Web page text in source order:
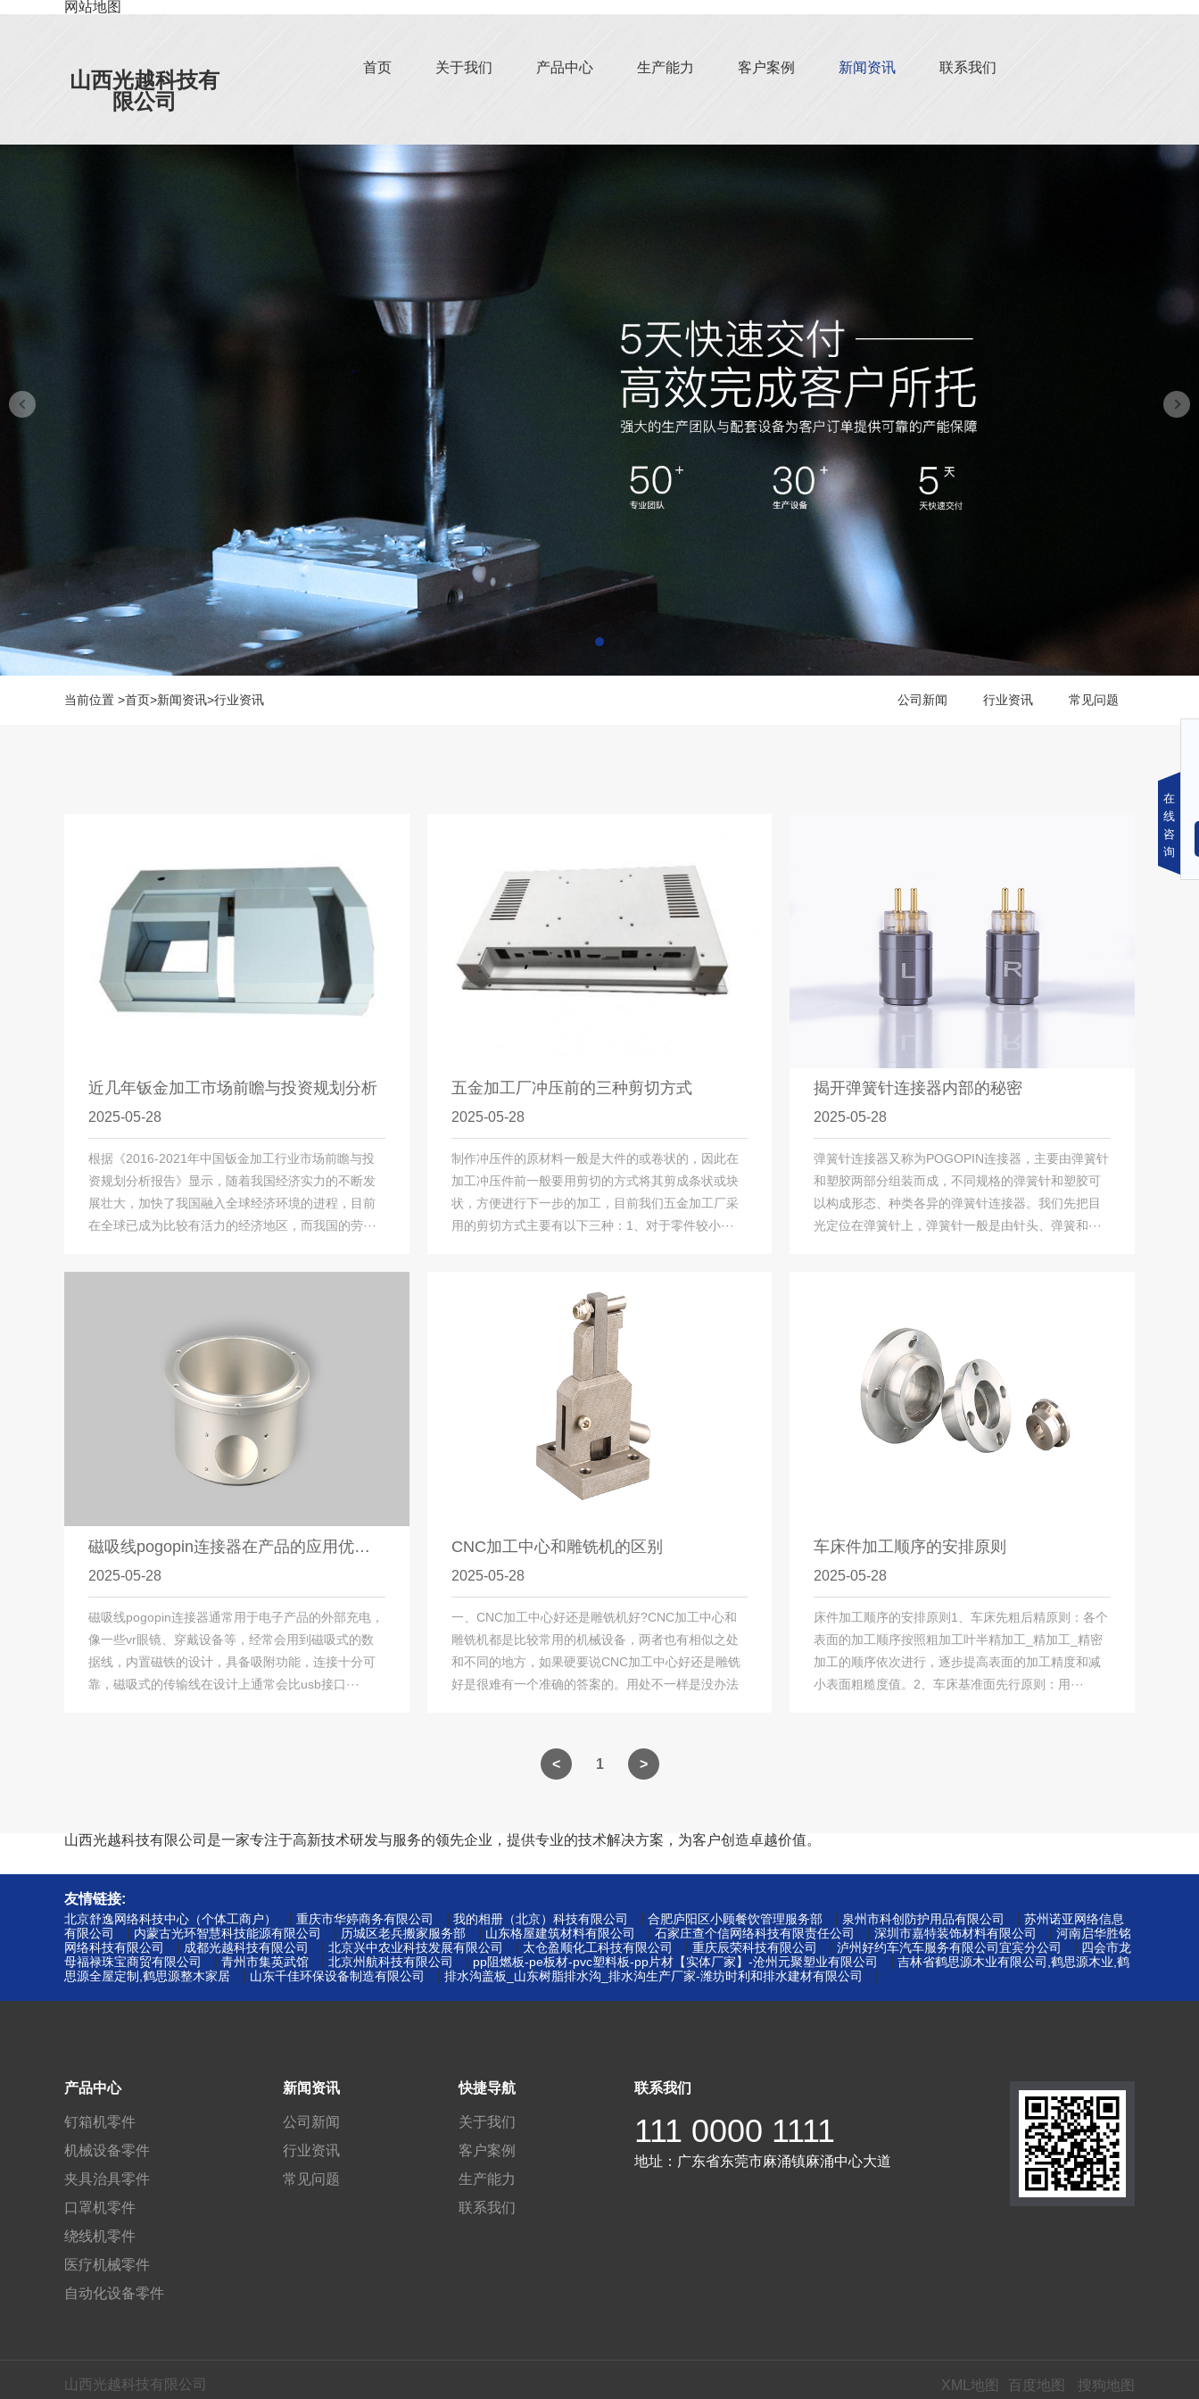
网站地图
山西光越科技有
限公司
首页 关于我们 产品中心 生产能力 客户案例 新闻资讯 联系我们
当前位置 >首页>新闻资讯>行业资讯 公司新闻 行业资讯 常见问题
近几年钣金加工市场前瞻与投资规划分析
2025-05-28
根据《2016-2021年中国钣金加工行业市场前瞻与投
资规划分析报告》显示，随着我国经济实力的不断发
展壮大，加快了我国融入全球经济环境的进程，目前
在全球已成为比较有活力的经济地区，而我国的劳···
五金加工厂冲压前的三种剪切方式
2025-05-28
制作冲压件的原材料一般是大件的或卷状的，因此在
加工冲压件前一般要用剪切的方式将其剪成条状或块
状，方便进行下一步的加工，目前我们五金加工厂采
用的剪切方式主要有以下三种：1、对于零件较小···
揭开弹簧针连接器内部的秘密
2025-05-28
弹簧针连接器又称为POGOPIN连接器，主要由弹簧针
和塑胶两部分组装而成，不同规格的弹簧针和塑胶可
以构成形态、种类各异的弹簧针连接器。我们先把目
光定位在弹簧针上，弹簧针一般是由针头、弹簧和···
磁吸线pogopin连接器在产品的应用优缺点
2025-05-28
磁吸线pogopin连接器通常用于电子产品的外部充电，
像一些vr眼镜、穿戴设备等，经常会用到磁吸式的数
据线，内置磁铁的设计，具备吸附功能，连接十分可
靠，磁吸式的传输线在设计上通常会比usb接口···
CNC加工中心和雕铣机的区别
2025-05-28
一、CNC加工中心好还是雕铣机好?CNC加工中心和
雕铣机都是比较常用的机械设备，两者也有相似之处
和不同的地方，如果硬要说CNC加工中心好还是雕铣
好是很难有一个准确的答案的。用处不一样是没办法
车床件加工顺序的安排原则
2025-05-28
床件加工顺序的安排原则1、车床先粗后精原则：各个
表面的加工顺序按照粗加工叶半精加工_精加工_精密
加工的顺序依次进行，逐步提高表面的加工精度和减
小表面粗糙度值。2、车床基准面先行原则：用···
1
山西光越科技有限公司是一家专注于高新技术研发与服务的领先企业，提供专业的技术解决方案，为客户创造卓越价值。
友情链接:
北京舒逸网络科技中心（个体工商户） 重庆市华婷商务有限公司 我的相册（北京）科技有限公司 合肥庐阳区小顾餐饮管理服务部 泉州市科创防护用品有限公司
苏州诺亚网络信息
有限公司
内蒙古光环智慧科技能源有限公司 历城区老兵搬家服务部 山东格屋建筑材料有限公司 石家庄查个信网络科技有限责任公司 深圳市嘉特装饰材料有限公司
河南启华胜铭
网络科技有限公司
成都光越科技有限公司 北京兴中农业科技发展有限公司 太仓盈顺化工科技有限公司 重庆辰荣科技有限公司 泸州好约车汽车服务有限公司宜宾分公司
四会市龙
母福禄珠宝商贸有限公司
青州市集英武馆 北京州航科技有限公司 pp阻燃板-pe板材-pvc塑料板-pp片材【实体厂家】-沧州元聚塑业有限公司
吉林省鹤思源木业有限公司,鹤思源木业,鹤
思源全屋定制,鹤思源整木家居
山东千佳环保设备制造有限公司 排水沟盖板_山东树脂排水沟_排水沟生产厂家-潍坊时利和排水建材有限公司
产品中心
钉箱机零件
机械设备零件
夹具治具零件
口罩机零件
绕线机零件
医疗机械零件
自动化设备零件
新闻资讯
公司新闻
行业资讯
常见问题
快捷导航
关于我们
客户案例
生产能力
联系我们
联系我们
111 0000 1111
地址： 广东省东莞市麻涌镇麻涌中心大道
山西光越科技有限公司 XML地图 百度地图 搜狗地图